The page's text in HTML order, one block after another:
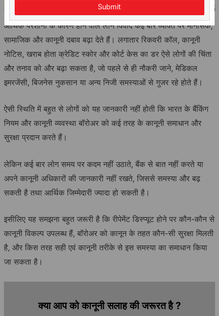
आर्थिक परेशानी के कारण होने वाले लोन विवाद कई बार व्यक्ति पर मानसिक,
सामाजिक और कानूनी दबाव बढ़ा देते हैं। लगातार रिकवरी कॉल, कानूनी
नोटिस, खराब होता क्रेडिट स्कोर और कोर्ट केस का डर ऐसे लोगों की चिंता
और तनाव को और बढ़ा सकता है, जो पहले से ही नौकरी जाने, मेडिकल
इमरजेंसी, बिजनेस नुकसान या अन्य निजी समस्याओं से गुजर रहे होते हैं।
ऐसी स्थिति में बहुत से लोगों को यह जानकारी नहीं होती कि भारत के बैंकिंग
नियम और कानूनी व्यवस्था बॉरोअर को कई तरह के कानूनी समाधान और
सुरक्षा प्रदान करते हैं।
लेकिन कई बार लोग समय पर कदम नहीं उठाते, बैंक से बात नहीं करते या
अपने कानूनी अधिकारों की जानकारी नहीं रखते, जिससे समस्या और बढ़
सकती है तथा आर्थिक जिम्मेदारी ज्यादा हो सकती है।
इसीलिए यह समझना बहुत जरूरी है कि रीपेमेंट डिस्प्यूट होने पर कौन-कौन से
कानूनी विकल्प उपलब्ध हैं, बॉरोअर को कानून के तहत कौन-सी सुरक्षा मिलती
है, और किस तरह सही एवं कानूनी तरीके से इस समस्या का समाधान किया
जा सकता है।
क्या आप को कानूनी सलाह की जरूरत है ?
Submit